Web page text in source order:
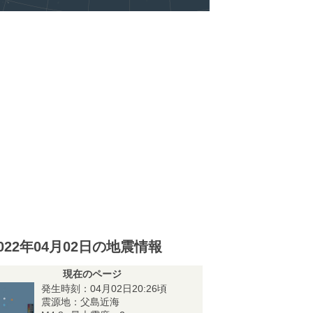
年04月02日の地震情報
現在のページ
発生時刻：04月02日20:26頃
震源地：父島近海